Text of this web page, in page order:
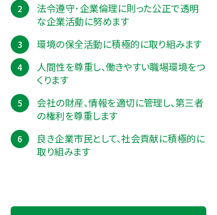
法令遵守･企業倫理に則った公正で透明
な企業活動に努めます
環境の保全活動に積極的に取り組みます
人間性を尊重し、働きやすい職場環境をつ
くります
会社の財産、情報を適切に管理し、第三者
の権利を尊重します
良き企業市民として、社会貢献に積極的に
取り組みます